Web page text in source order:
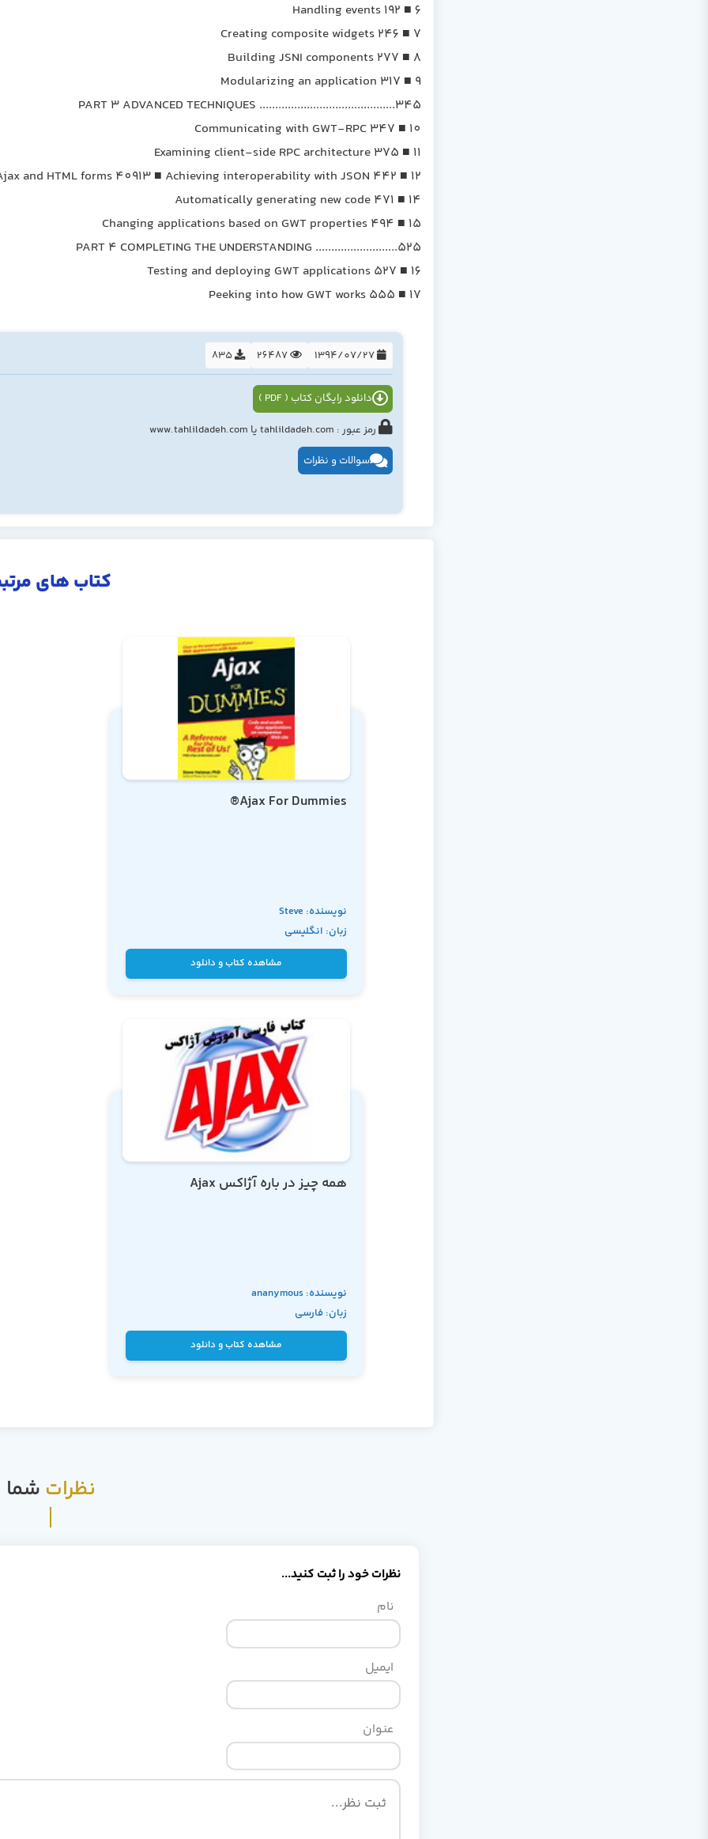
6 ■ Handling events 192
7 ■ Creating composite widgets 246
8 ■ Building JSNI components 277
9 ■ Modularizing an application 317
PART 3 ADVANCED TECHNIQUES ...........................................345
10 ■ Communicating with GWT-RPC 347
11 ■ Examining client-side RPC architecture 375
12 ■ Classic Ajax and HTML forms 40913 ■ Achieving interoperability with JSON 442
14 ■ Automatically generating new code 471
15 ■ Changing applications based on GWT properties 494
PART 4 COMPLETING THE UNDERSTANDING ..........................525
16 ■ Testing and deploying GWT applications 527
17 ■ Peeking into how GWT works 555
1394/07/27
26487
835
دانلود رایگان کتاب ( PDF )
رمز عبور : tahlildadeh.com یا www.tahlildadeh.com
سوالات و نظرات
کتاب های
Ajax For Dummies®
نویسنده: Steve
Holzner,PhD
زبان: انگلیسی
مشاهده کتاب و دانلود
همه چیز در باره آژاکس Ajax
نویسنده: ananymous
زبان: فارسی
مشاهده کتاب و دانلود
نظرات شما
نظرات خود را ثبت کنید...
نام
ایمیل
عنوان